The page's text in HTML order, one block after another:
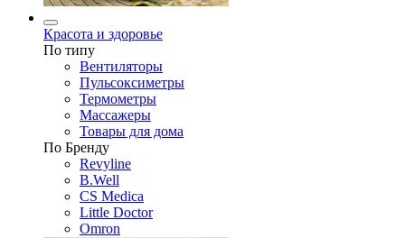
Красота и здоровье
По типу
Вентиляторы
Пульсоксиметры
Термометры
Массажеры
Товары для дома
По Бренду
Revyline
B.Well
CS Medica
Little Doctor
Omron